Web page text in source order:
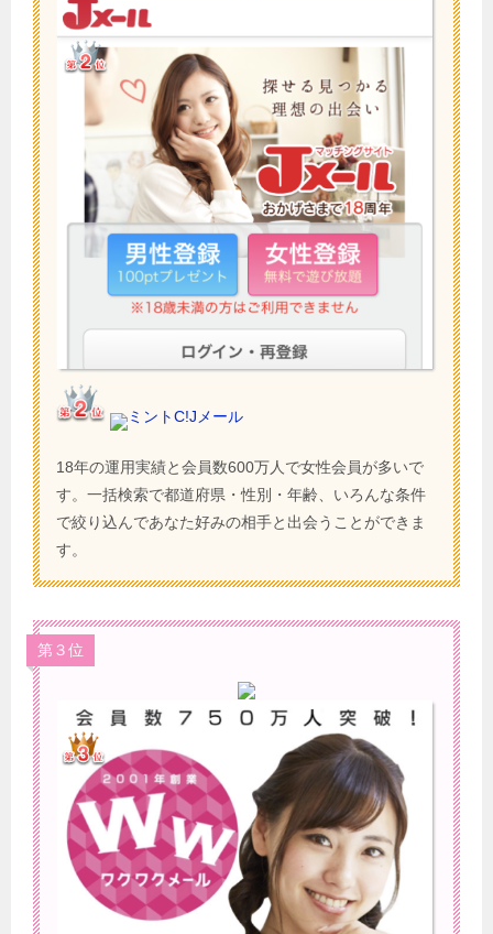
ミントC!Jメール
18年の運用実績と会員数600万人で女性会員が多いで
す。一括検索で都道府県・性別・年齢、いろんな条件
で絞り込んであなた好みの相手と出会うことができま
す。
第３位